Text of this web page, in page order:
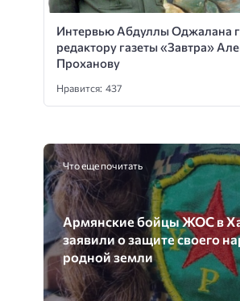
Интервью Абдуллы Оджалана
редактору газеты «Завтра»
Проханову
Нравится: 437
Что еще почитать
Армянские бойцы ЖОС в
заявили о защите своего
родной земли